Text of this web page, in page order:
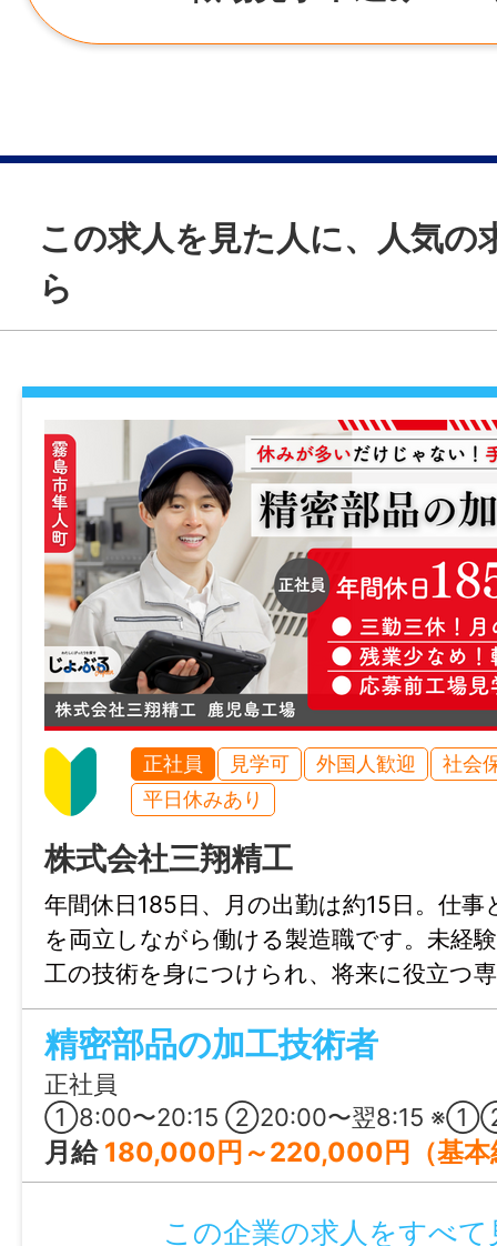
【 具体的には 】
● 商品へのラベル貼り・梱包・出荷作業
● ジャム・ドレッシング・フルーツ黒酢な
【 入社後の流れ 】
未経験からでも、“本物の黒酢” を守り続け
門技術を身につけられる環境です！
【 こんな方におすすめ 】
＊ 食や発酵に興味がある方
＊ ものづくりが好きな方
＊ コツコツ丁寧な作業が得意な方
＊ 鹿児島の伝統産業に関わりたい方
＊ 長く安定して働きたい方
＊ 自然の中で働くことが好きな方
JKSS-001
仕事内容変更の可能性：あり
変更予定の仕事内容：事業所の定める業務
就業場所
〒899-4501 鹿児島県霧島市福山町福山
場〉
勤務地変更の可能性：なし
給与
月給 210,000円～320,000円
この求人を見た人に、人気の
ら
正社員 見学可 外国人歓迎
社会
平日休みあり
株式会社三翔精工
年間休日185日、月の出勤は約15日。仕
を両立しながら働ける製造職です。未経
工の技術を身につけられ、将来に役立つ
可能。転勤なしで霧島市に腰を据えて働
当や退職金制度など福利厚生も充実して
精密部品の加工技術者
正社員
①8:00〜20:15 ②20:00〜翌8:15 ※①②のシフト勤務（三勤三休） ※もしくは①のみのシフト勤務 ※週平均40時間
月給 180,000円～220,000円（基本
この企業の求人をすべて